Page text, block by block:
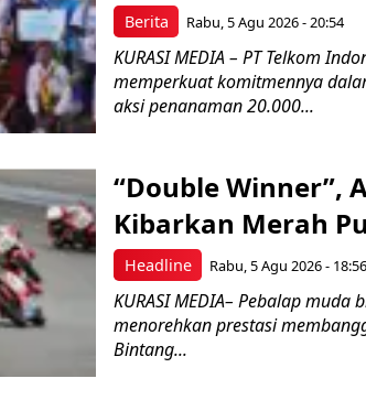
Berita Rabu, 5 Agu 2026 - 20:54
KURASI MEDIA – PT Telkom
memperkuat komitmennya
aksi penanaman 20.000...
Headline
“Double Winner”,
Kibarkan Merah
Rabu, 5 Agu 2026 - 18:56
KURASI MEDIA– Pebalap
menorehkan prestasi
Bintang...